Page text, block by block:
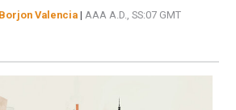
Valencia | AAA A.D., SS:07 GMT